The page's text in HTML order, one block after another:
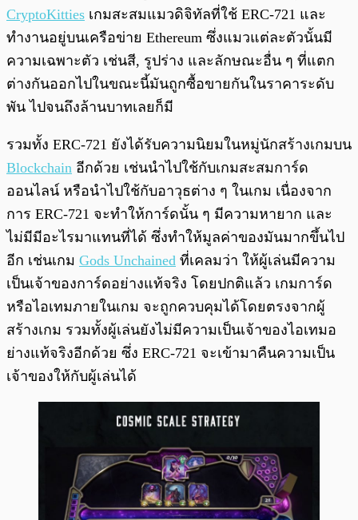
CryptoKitties เกมสะสมแมวดิจิทัลที่ใช้ ERC-721 และ
ทำงานอยู่บนเครือข่าย Ethereum ซึ่งแมวแต่ละตัวนั้นมี
ความเฉพาะตัว เช่นสี, รูปร่าง และลักษณะอื่น ๆ ที่แตก
ต่างกันออกไปในขณะนี้มันถูกซื้อขายกันในราคาระดับ
พัน ไปจนถึงล้านบาทเลยก็มี
รวมทั้ง ERC-721 ยังได้รับความนิยมในหมู่นักสร้างเกมบน
Blockchain อีกด้วย เช่นนำไปใช้กับเกมสะสมการ์ด
ออนไลน์ หรือนำไปใช้กับอาวุธต่าง ๆ ในเกม เนื่องจาก
การ ERC-721 จะทำให้การ์ดนั้น ๆ มีความหายาก และ
ไม่มีมีอะไรมาแทนที่ได้ ซึ่งทำให้มูลค่าของมันมากขึ้นไป
อีก เช่นเกม Gods Unchained ที่เคลมว่า ให้ผู้เล่นมีความ
เป็นเจ้าของการ์ดอย่างแท้จริง โดยปกติแล้ว เกมการ์ด
หรือไอเทมภายในเกม จะถูกควบคุมได้โดยตรงจากผู้
สร้างเกม รวมทั้งผู้เล่นยังไม่มีความเป็นเจ้าของไอเทมอ
ย่างแท้จริงอีกด้วย ซึ่ง ERC-721 จะเข้ามาคืนความเป็น
เจ้าของให้กับผู้เล่นได้